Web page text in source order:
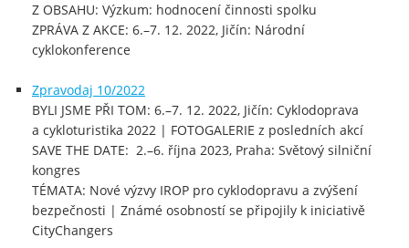
Z OBSAHU: Výzkum: hodnocení činnosti spolku
ZPRÁVA Z AKCE: 6.–7. 12. 2022, Jičín: Národní
cyklokonference
Zpravodaj 10/2022
BYLI JSME PŘI TOM: 6.–7. 12. 2022, Jičín: Cyklodoprava
a cykloturistika 2022 | FOTOGALERIE z posledních akcí
SAVE THE DATE: 2.–6. října 2023, Praha: Světový silniční
kongres
TÉMATA: Nové výzvy IROP pro cyklodopravu a zvýšení
bezpečnosti | Známé osobností se připojily k iniciativě
CityChangers